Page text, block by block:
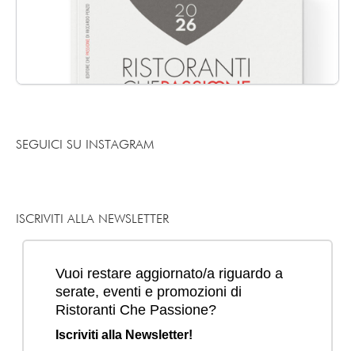
Mi piace
SEGUICI SU INSTAGRAM
ISCRIVITI ALLA NEWSLETTER